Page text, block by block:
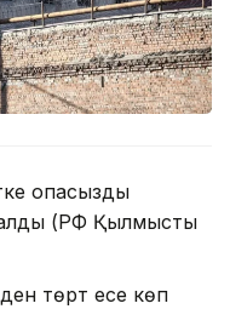
опасыздық
(РФ Қылмыстық
төрт есе көп